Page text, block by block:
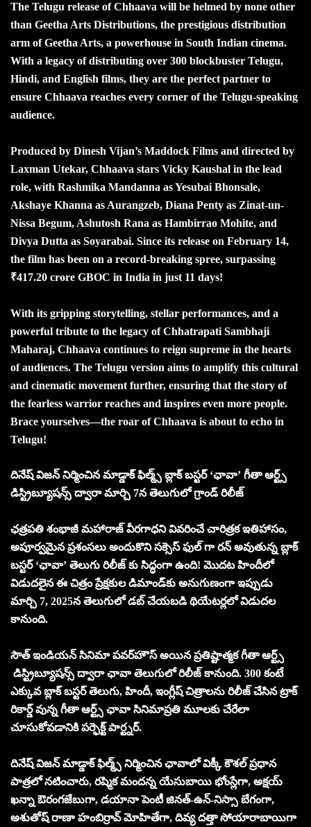
The Telugu release of Chhaava will be helmed by none other
than Geetha Arts Distributions, the prestigious distribution
arm of Geetha Arts, a powerhouse in South Indian cinema.
With a legacy of distributing over 300 blockbuster Telugu,
Hindi, and English films, they are the perfect partner to
ensure Chhaava reaches every corner of the Telugu-speaking
audience.
Produced by Dinesh Vijan’s Maddock Films and directed by
Laxman Utekar, Chhaava stars Vicky Kaushal in the lead
role, with Rashmika Mandanna as Yesubai Bhonsale,
Akshaye Khanna as Aurangzeb, Diana Penty as Zinat-un-
Nissa Begum, Ashutosh Rana as Hambirrao Mohite, and
Divya Dutta as Soyarabai. Since its release on February 14,
the film has been on a record-breaking spree, surpassing
₹417.20 crore GBOC in India in just 11 days!
With its gripping storytelling, stellar performances, and a
powerful tribute to the legacy of Chhatrapati Sambhaji
Maharaj, Chhaava continues to reign supreme in the hearts
of audiences. The Telugu version aims to amplify this cultural
and cinematic movement further, ensuring that the story of
the fearless warrior reaches and inspires even more people.
Brace yourselves—the roar of Chhaava is about to echo in
Telugu!
దినేష్ విజన్ నిర్మించిన మాడ్డాక్ ఫిల్మ్స్ బ్లాక్ బస్టర్ ‘ఛావా’ గీతా ఆర్ట్స్
డిస్ట్రిబ్యూషన్స్ ద్వారా మార్చి 7న తెలుగులో గ్రాండ్ రిలీజ్
ఛత్రపతి శంభాజీ మహారాజ్ వీరగాధని వివరించే చారిత్రక ఇతిహాసం,
అపూర్వమైన ప్రశంసలు అందుకొని సక్సెస్ ఫుల్ గా రన్ అవుతున్న బ్లాక్
బస్టర్ ‘ఛావా’ తెలుగు రిలీజ్ కు సిద్ధంగా ఉంది! మొదట హిందీలో
విడుదలైన ఈ చిత్రం ప్రేక్షకుల డిమాండ్‌కు అనుగుణంగా ఇప్పుడు
మార్చి 7, 2025న తెలుగులో డబ్ చేయబడి థియేటర్లలో విడుదల
కానుంది.
సౌత్ ఇండియన్ సినిమా పవర్‌హౌస్ అయిన ప్రతిష్టాత్మక గీతా ఆర్ట్స్
డిస్ట్రిబ్యూషన్స్ ద్వారా ఛావా తెలుగులో రిలీజ్ కానుంది. 300 కంటే
ఎక్కువ బ్లాక్ బస్టర్ తెలుగు, హిందీ, ఇంగ్లీష్ చిత్రాలను రిలీజ్ చేసిన ట్రాక్
రికార్డ్ వున్న గీతా ఆర్ట్స్ ఛావా సినిమాప్రతి మూలకు చేరేలా
చూసుకోవడానికి పర్ఫెక్ట్ పార్ట్నర్.
దినేష్ విజన్ మాడ్డాక్ ఫిల్మ్స్ నిర్మించిన ఛావాలో విక్కీ కౌశల్ ప్రధాన
పాత్రలో నటించారు, రష్మిక మందన్న యేసుబాయి భోంస్లేగా, అక్షయ్
ఖన్నా ఔరంగజేబుగా, డయానా పెంటీ జినత్-ఉన్-నిస్సా బేగంగా,
అశుతోష్ రాణా హంబిర్రావ్ మోహితేగా, దివ్య దత్తా సోయారాబాయిగా